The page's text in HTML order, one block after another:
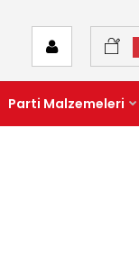
Parti Malzemeleri